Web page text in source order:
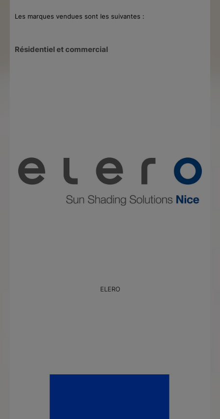
Les marques vendues sont les suivantes :
Résidentiel et commercial
ELERO